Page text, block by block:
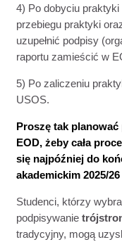
4) Po dobyciu praktyki
przebiegu praktyki
uzupełnić podpisy
raportu zamieścić w
5) Po zaliczeniu
USOS.
Proszę tak
EOD, żeby cała
się najpóźniej do
akademickim 2025/
Studenci, którzy
podpisywanie
tradycyjny, mogą